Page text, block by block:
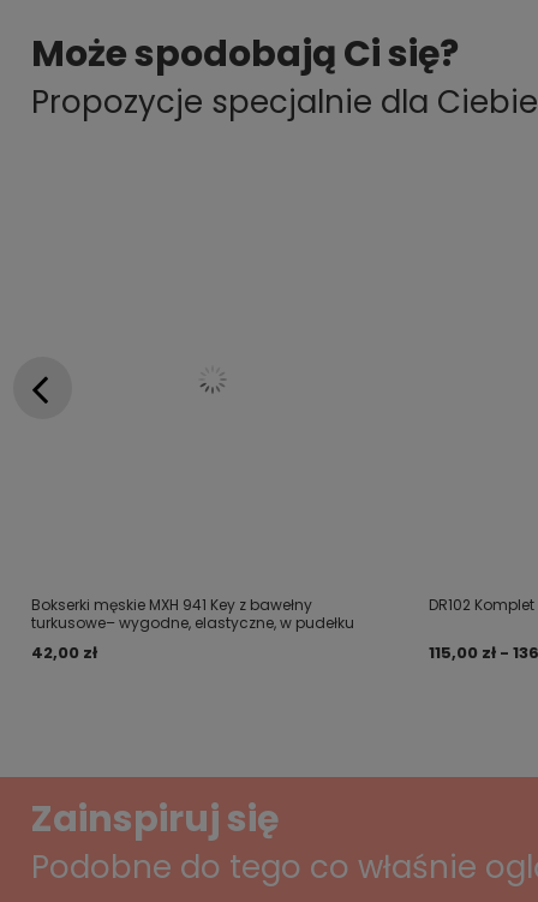
Może spodobają Ci się?
Propozycje specjalnie dla Ciebie
Bokserki męskie MXH 941 Key z bawełny
turkusowe– wygodne, elastyczne, w pudełku
42,00 zł
DR102
115,00 zł -
Zainspiruj się
Podobne do tego co właśnie